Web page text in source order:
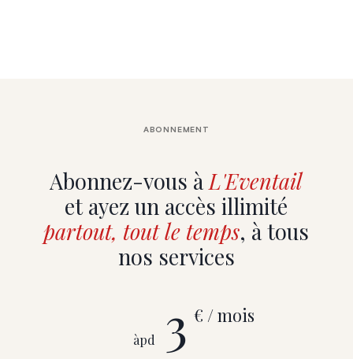
Abonnez-vous àL'Eventail
et ayez un accès illimité
partout, tout le temps, à tous
nos services
ABONNEMENT
àpd 3 € / mois